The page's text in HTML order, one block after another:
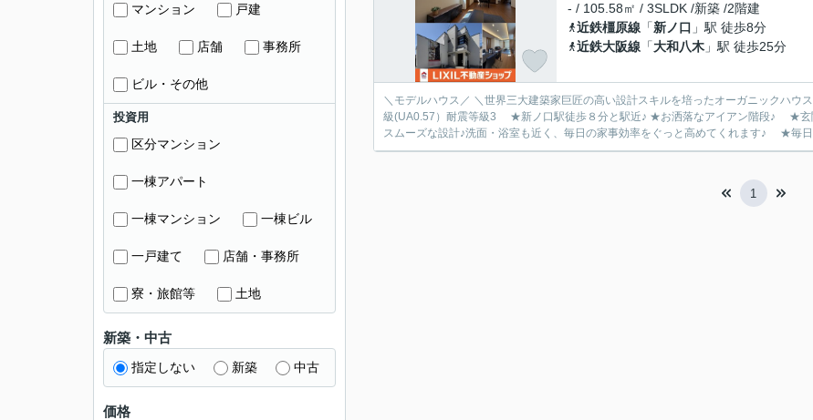
- / 105.58㎡ / 3SLDK /新築 /2階建
近鉄橿原線 「新ノ口 」駅 徒歩8分
近鉄大阪線 「大和八木 」駅 徒歩25分
＼モデルハウス／ ＼世界三大建築家巨匠の高い設計スキルを培ったオーガニック
級(UA0.57）耐震等級3 ★新ノ口駅徒歩８分と駅近♪ ★お洒落なアイアン階段♪ ★玄
スムーズな設計♪洗面・浴室も近く、毎日の家事効率をぐっと高めてくれます♪ ★毎
1
マンション 戸建
土地 店舗 事務所
ビル・その他
投資用
区分マンション
一棟アパート
一棟マンション 一棟ビル
一戸建て 店舗・事務所
寮・旅館等 土地
新築・中古
指定しない 新築 中古
価格